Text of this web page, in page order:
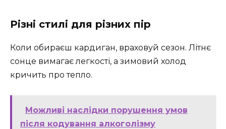
Різні стилі для різних пір
Коли обираєш кардиган, враховуй сезон. Літнє
сонце вимагає легкості, а зимовий холод
кричить про тепло.
Можливі наслідки порушення умов
після кодування алкоголізму